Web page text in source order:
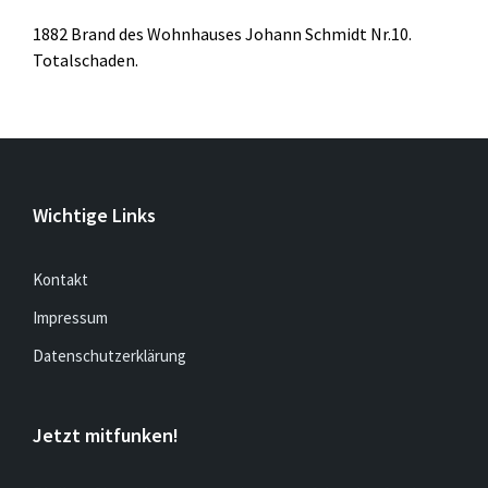
1882 Brand des Wohnhauses Johann Schmidt Nr.10.
Totalschaden.
Wichtige Links
Kontakt
Impressum
Datenschutzerklärung
Jetzt mitfunken!